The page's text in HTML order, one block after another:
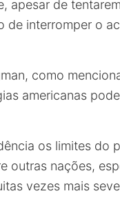
apesar de
de interromper o
como
americanas
os limites do
outras nações,
vezes mais